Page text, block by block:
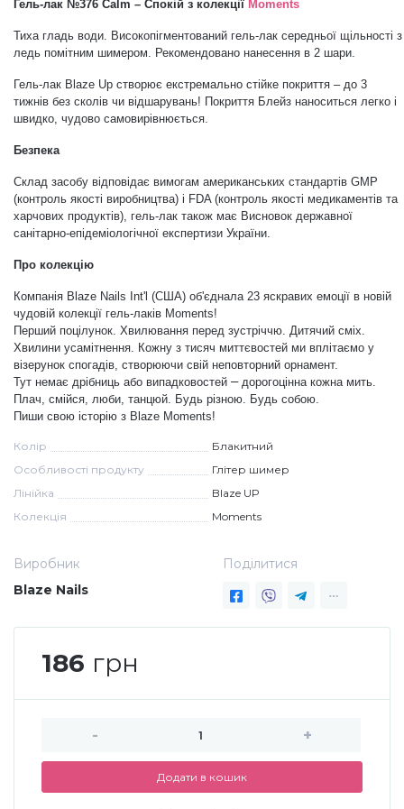
Дезінфекція та стерилізація
Декор для нігтів
Трикутники (каміфубукі)
Наклейки гнучкі лінії
Наліпки гнучкі лінії
Втирки
Бульонки
Блискітки (пісок для нігтів)
Блискітки для нігтів
Каміфубукі (конфетті)
Слюда
Інші прикраси
Фарби для розпису
Фольга для лиття (ефект кракелюра)
Навчання
Гель-лак №376 Calm – Спокій з колекції Moments
Тиха гладь води. Високопігментований гель-лак середньої щільності з
ледь помітним шимером. Рекомендовано нанесення в 2 шари.
Гель-лак Blaze Up створює екстремально стійке покриття – до 3
тижнів без сколів чи відшарувань! Покриття Блейз наноситься легко і
швидко, чудово самовирівнюється.
Безпека
Склад засобу відповідає вимогам американських стандартів GMP
(контроль якості виробництва) і FDA (контроль якості медикаментів та
харчових продуктів), гель-лак також має Висновок державної
санітарно-епідеміологічної експертизи України.
Про колекцію
Компанія Blaze Nails Int'l (США) об'єднала 23 яскравих емоції в новій
чудовій колекції гель-лаків Moments!
Перший поцілунок. Хвилювання перед зустріччю. Дитячий сміх.
Хвилини усамітнення. Кожну з тисяч миттєвостей ми вплітаємо у
візерунок спогадів, створюючи свій неповторний орнамент.
Тут немає дрібниць або випадковостей –дорогоцінна кожна мить.
Плач, смійся, люби, танцюй. Будь різною. Будь собою.
Пиши свою історію з Blaze Moments!
Колір
Блакитний
Особливості продукту
Глітер шимер
Лінійка
Blaze UP
Колекція
Moments
Виробник
Blaze Nails
Поділитися
186 грн
- +
Додати в кошик